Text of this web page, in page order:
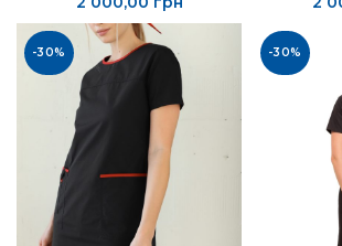
-30% -30%